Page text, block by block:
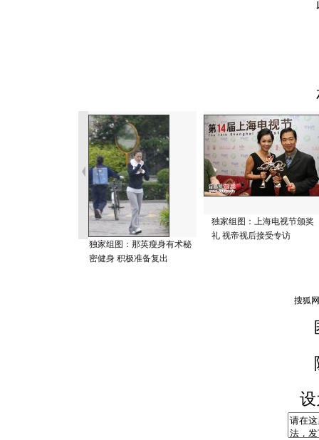
独家组图：那英瘦身有术秘
密健身 积极准备复出
独家组图：上海电视节颁奖
礼 视帝视后接受专访